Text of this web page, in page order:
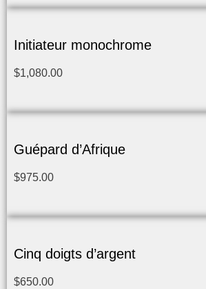
Initiateur monochrome
$1,080.00
Guépard d’Afrique
$975.00
Cinq doigts d’argent
$650.00